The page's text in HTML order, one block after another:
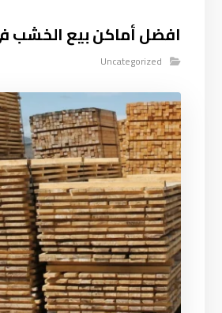
افضل أماكن بيع الخشب
Uncategorized